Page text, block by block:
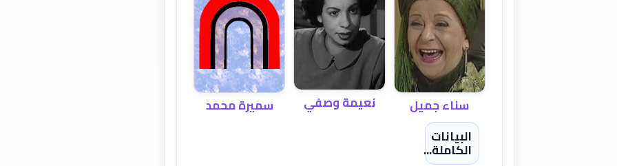
سناء جميل نعيمة وصفي
سميرة محمد
البيانات
الكاملة...